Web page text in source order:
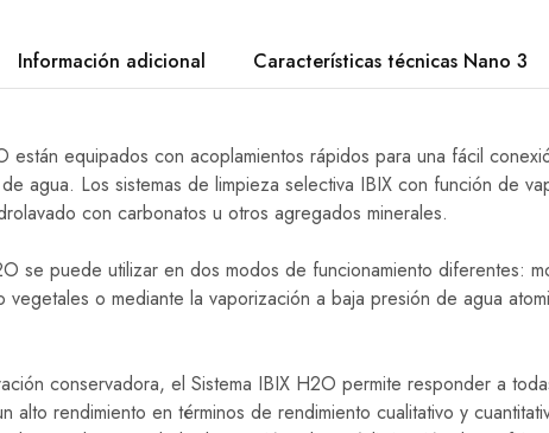
Información adicional Características técnicas Nano 3
están equipados con acoplamientos rápidos para una fácil
agua. Los sistemas de limpieza selectiva IBIX con función de
con carbonatos u otros agregados minerales.
se puede utilizar en dos modos de funcionamiento diferentes:
vegetales o mediante la vaporización a baja presión de agua
conservadora, el Sistema IBIX H2O permite responder a
alto rendimiento en términos de rendimiento cualitativo y